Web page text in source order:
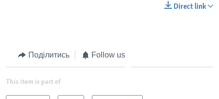
Direct link
Поділитись Follow us
This item is part of